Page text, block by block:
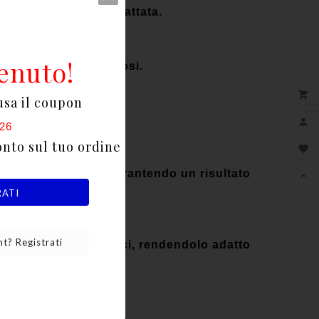
sulla superficie trattata.
e materiali porosi.
delle superfici, garantendo un risultato
agenti atmosferici, rendendolo adatto




Registrati
il coupon
sul tuo ordine